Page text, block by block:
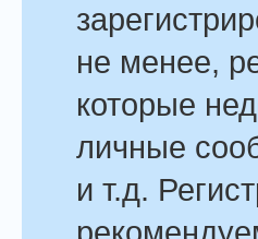
не менее,
которые
личные
и т.д.